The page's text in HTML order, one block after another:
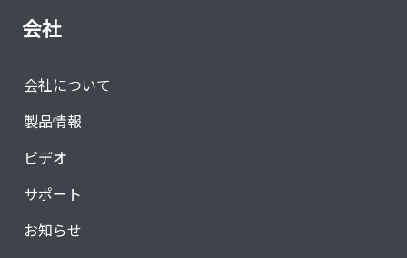
会社
会社について
製品情報
ビデオ
サポート
お知らせ